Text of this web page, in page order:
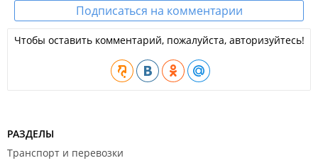
Подписаться на комментарии
Чтобы оставить комментарий, пожалуйста, авторизуйтесь!
РАЗДЕЛЫ
Транспорт и перевозки